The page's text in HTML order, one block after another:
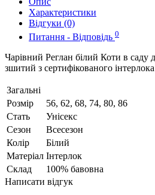
Характеристики
Відгуки (0)
Питання - Відповідь 0
Чарівний Реглан білий Коти в саду
зшитий з сертифікованого
Загальні
Розмір
56, 62, 68, 74, 80, 86
Стать
Унісекс
Сезон
Всесезон
Колір
Білий
Матеріал Інтерлок
Склад
100% бавовна
Написати відгук